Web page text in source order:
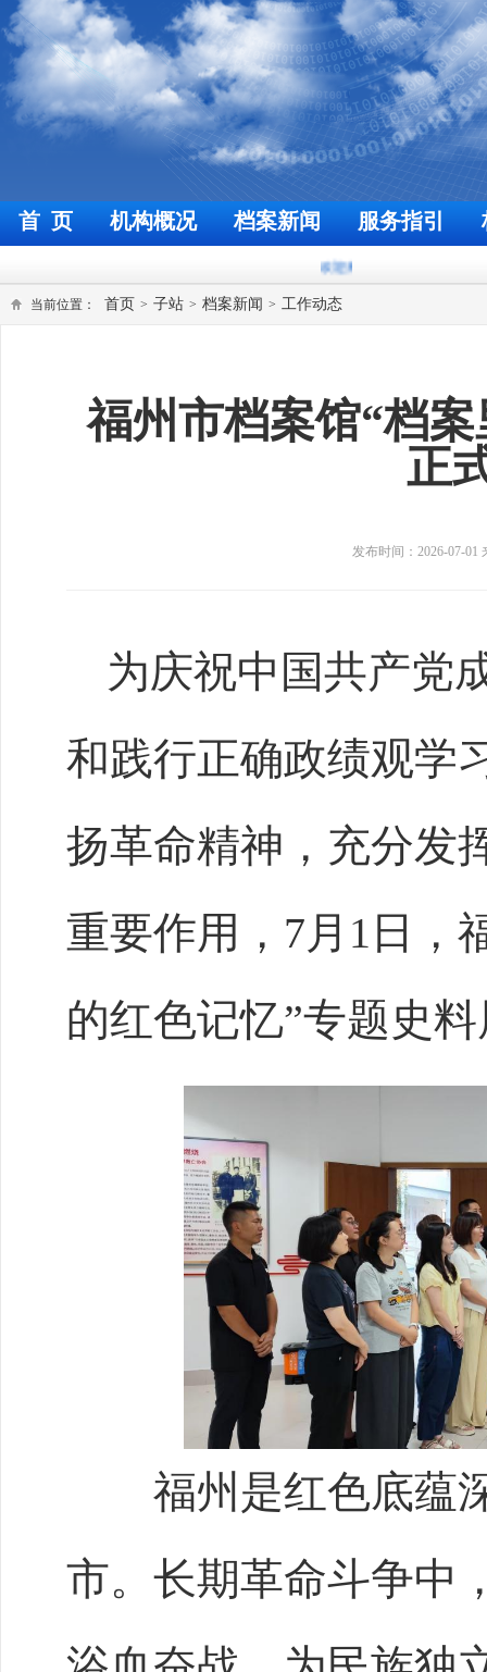
首 页 机构概况 档案新闻 服务指引
欢迎来到福州档案信息网
当前位置： 首页 > 子站 > 档案新闻 > 工作动态
福州市档案馆“档
正
发布时间：2026-07-01
为庆祝中国共产党
和践行正确政绩观学
扬革命精神，充分发
重要作用，7月1日，
的红色记忆”专题史
福州是红色底蕴深
市。长期革命斗争中